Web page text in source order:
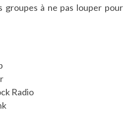
groupes à ne pas louper pour
Radio